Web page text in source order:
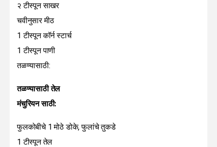
२ टीस्पून साखर
चवीनुसार मीठ
1 टीस्पून कॉर्न स्टार्च
1 टीस्पून पाणी
तळण्यासाठी:
तळण्यासाठी तेल
मंचुरियन साठी:
फुलकोबीचे 1 मोठे डोके, फुलांचे तुकडे
1 टीस्पून तेल